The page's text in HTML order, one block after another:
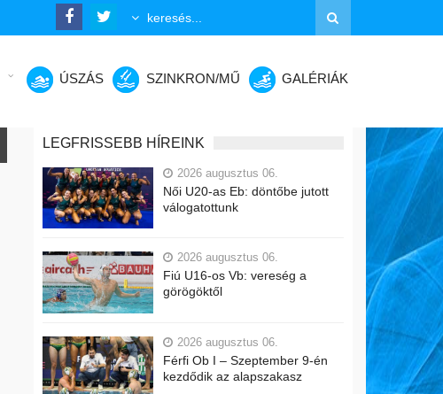
ÚSZÁS SZINKRON/MŰ GALÉRIÁK
LEGFRISSEBB HÍREINK
2026 augusztus 06.
Női U20-as Eb: döntőbe jutott
válogatottunk
2026 augusztus 06.
Fiú U16-os Vb: vereség a
görögöktől
2026 augusztus 06.
Férfi Ob I – Szeptember 9-én
kezdődik az alapszakasz